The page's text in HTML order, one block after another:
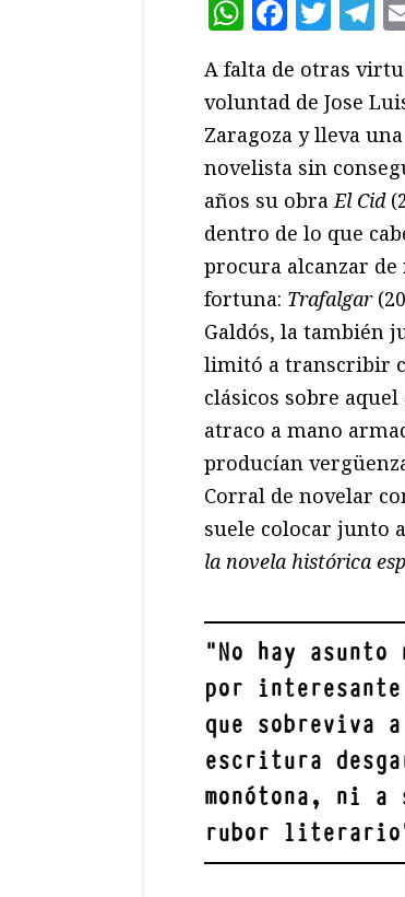
A falta de otras
voluntad de Jose
Zaragoza y lleva
novelista sin
años su obraEl Cid
dentro de lo que
procura alcanzar
fortuna: Trafalgar
Galdós, la también
limitó a transcribir
clásicos sobre aquel
atraco a mano
producían
Corral de novelar
suele colocar junto
la novela histórica
"No hay
por
que sobreviva
escritura
monótona, ni
rubor literario